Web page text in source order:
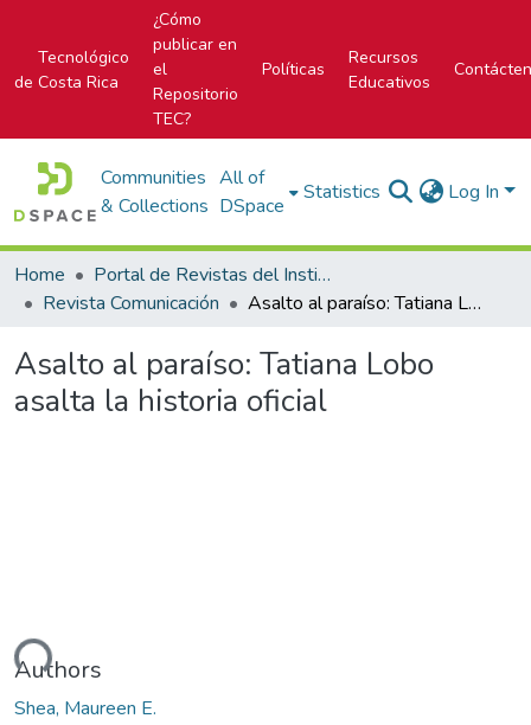
Tecnológico
de Costa Rica
¿Cómo
publicar en
el
Repositorio
TEC?
Políticas
Recursos
Educativos
Communities
& Collections
All of
DSpace
Statistics Log In
Home
Portal de Revistas del Instituto Tecnológico de Costa Rica
Revista Comunicación
Asalto al paraíso: Tatiana Lobo asalta la historia oficial
Asalto al paraíso: Tatiana Lobo
asalta la historia oficial
Authors
Shea, Maureen E.